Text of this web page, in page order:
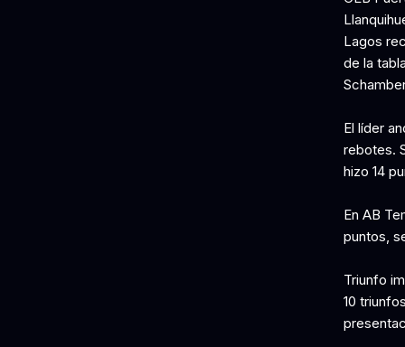
Lagos
de la
El líder
rebotes.
hizo 14
En AB
puntos,
Triunfo
10